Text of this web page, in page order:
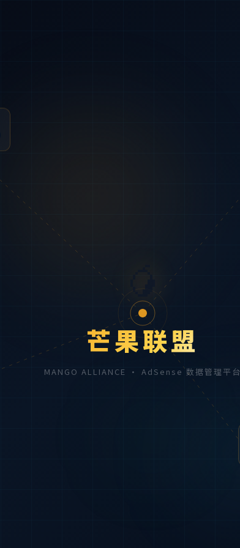
🥭
芒果联盟
MANGO ALLIANCE · AdSense 数据管理平台